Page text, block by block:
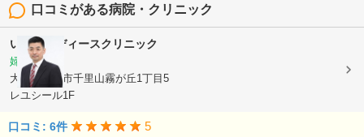
口コミがある病院・クリニック
いとうレディースクリニック
婦人科
大阪府吹田市千里山霧が丘1丁目5
レユシール1F
口コミ: 6件 5